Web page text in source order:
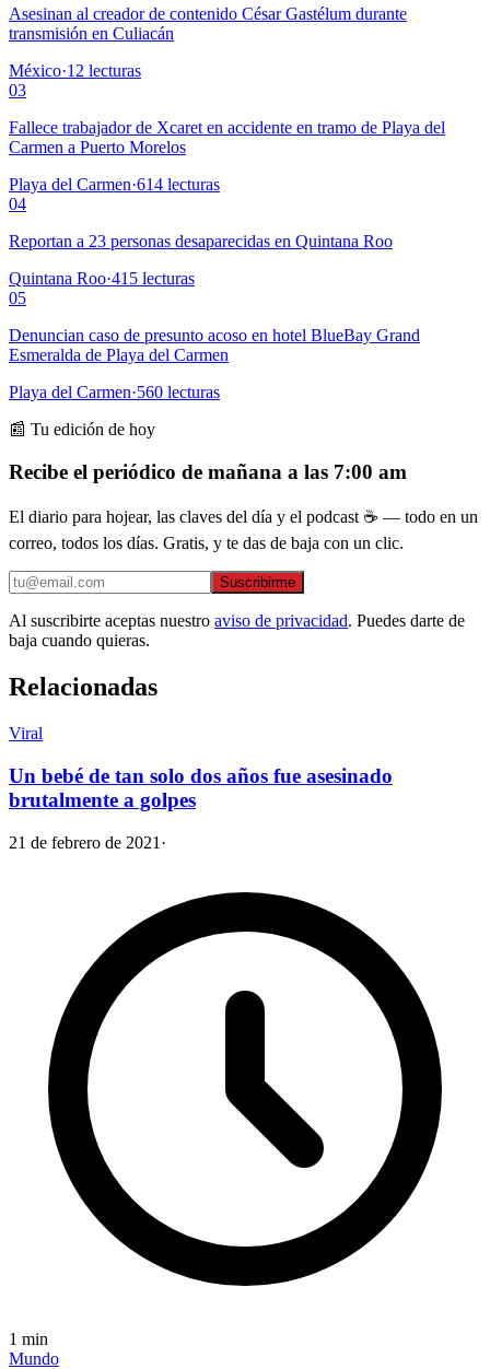
Asesinan al creador de contenido César Gastélum durante
transmisión en Culiacán
México·12 lecturas
03
Fallece trabajador de Xcaret en accidente en tramo de Playa del
Carmen a Puerto Morelos
Playa del Carmen·614 lecturas
04
Reportan a 23 personas desaparecidas en Quintana Roo
Quintana Roo·415 lecturas
05
Denuncian caso de presunto acoso en hotel BlueBay Grand
Esmeralda de Playa del Carmen
Playa del Carmen·560 lecturas
📰 Tu edición de hoy
Recibe el periódico de mañana a las 7:00 am
El diario para hojear, las claves del día y el podcast ☕ — todo en un
correo, todos los días. Gratis, y te das de baja con un clic.
Suscribirme
Al suscribirte aceptas nuestro aviso de privacidad. Puedes darte de
baja cuando quieras.
Relacionadas
Viral
Un bebé de tan solo dos años fue asesinado
brutalmente a golpes
21 de febrero de 2021 ·
1 min
Mundo